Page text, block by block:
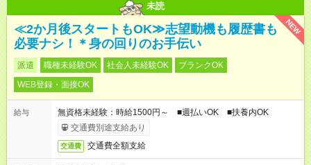
未読
NEW
≪2か月後スタートもOK≫志望動機も履歴書も
必要ナシ！＊身の回りのお手伝い
派遣 職種未経験OK 社会人未経験OK
ブランクOK
WEB登録・面接OK
給与
無資格未経験：時給1500円～ ■週払いOK ■扶養内OK
交通費別途支給あり
交通費 交通費全額支給